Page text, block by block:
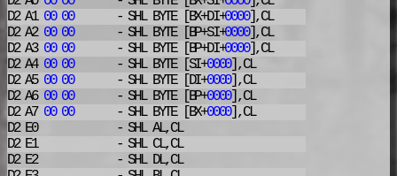
D2 A1 00 00 - SHLBYTE [BX+DI+0000],CL
D2 A2 00 00 - SHLBYTE [BP+SI+0000],CL
D2 A3 00 00 - SHLBYTE [BP+DI+0000],CL
D2 A4 00 00 - SHLBYTE [SI+0000],CL
D2 A5 00 00 - SHLBYTE [DI+0000],CL
D2 A6 00 00 - SHLBYTE [BP+0000],CL
D2 A7 00 00 - SHLBYTE [BX+0000],CL
D2 E0
- SHLAL,CL
D2 E1
- SHLCL,CL
D2 E2
- SHLDL,CL